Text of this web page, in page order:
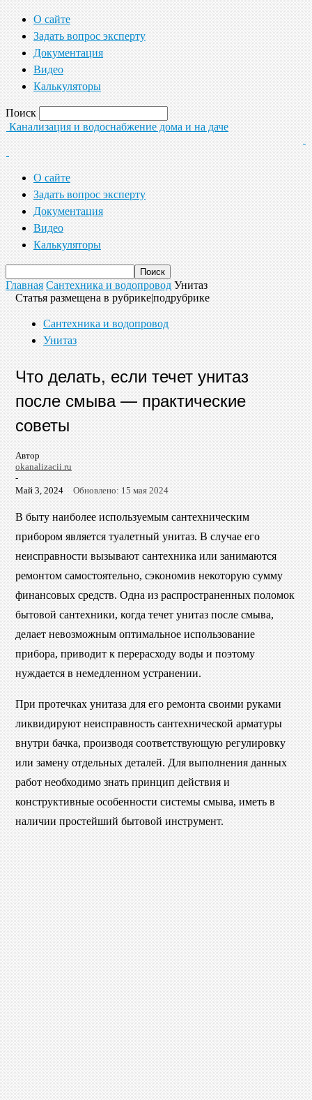
О сайте
Задать вопрос эксперту
Документация
Видео
Калькуляторы
Поиск
Канализация и водоснабжение дома и на даче
О сайте
Задать вопрос эксперту
Документация
Видео
Калькуляторы
Главная Сантехника и водопровод Унитаз
Статья размещена в рубрике|подрубрике
Сантехника и водопровод
Унитаз
Что делать, если течет унитаз
после смыва — практические
советы
Автор
okanalizacii.ru
-
Май 3, 2024
Обновлено: 15 мая 2024
В быту наиболее используемым сантехническим
прибором является туалетный унитаз. В случае его
неисправности вызывают сантехника или занимаются
ремонтом самостоятельно, сэкономив некоторую сумму
финансовых средств. Одна из распространенных поломок
бытовой сантехники, когда течет унитаз после смыва,
делает невозможным оптимальное использование
прибора, приводит к перерасходу воды и поэтому
нуждается в немедленном устранении.
При протечках унитаза для его ремонта своими руками
ликвидируют неисправность сантехнической арматуры
внутри бачка, производя соответствующую регулировку
или замену отдельных деталей. Для выполнения данных
работ необходимо знать принцип действия и
конструктивные особенности системы смыва, иметь в
наличии простейший бытовой инструмент.